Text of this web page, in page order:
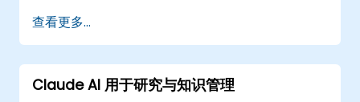
查看更多...
Claude AI 用于研究与知识管理